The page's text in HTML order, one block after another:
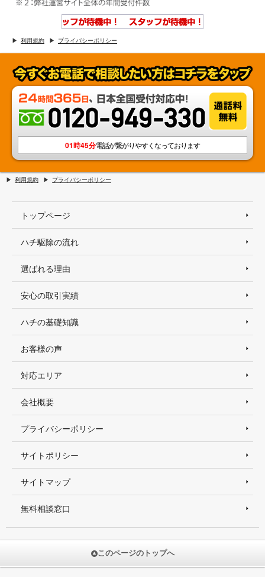
利用規約 プライバシーポリシー
01時45分電話が繋がりやすくなっております
利用規約 プライバシーポリシー
トップページ
ハチ駆除の流れ
選ばれる理由
安心の取引実績
ハチの基礎知識
お客様の声
対応エリア
会社概要
プライバシーポリシー
サイトポリシー
サイトマップ
無料相談窓口
このページのトップへ